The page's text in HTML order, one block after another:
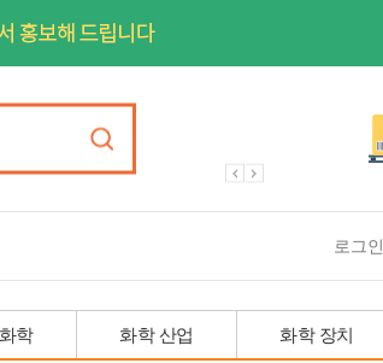
로그인
학 화학 산업 화학 장치